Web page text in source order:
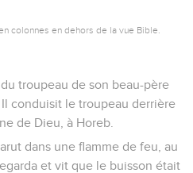
colonnes en dehors de la vue Bible.
troupeau de son beau-père
conduisit le troupeau derrière
de Dieu, à Horeb.
dans une flamme de feu, au
et vit que le buisson était